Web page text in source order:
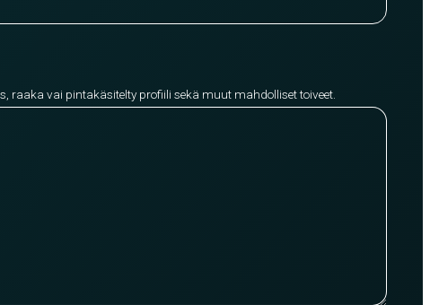
raaka vai pintakäsitelty profiili sekä muut mahdolliset toiveet.